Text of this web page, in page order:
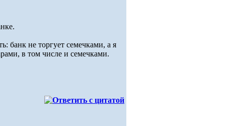
банк не торгует семечками, а я
в том числе и семечками.